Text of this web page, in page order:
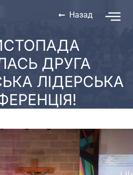
Назад
ДРУГА
ЛІДЕРСЬКА